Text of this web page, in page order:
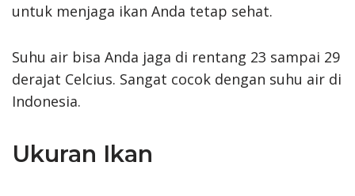
untuk menjaga ikan Anda tetap sehat.
Suhu air bisa Anda jaga di rentang 23 sampai 29
derajat Celcius. Sangat cocok dengan suhu air di
Indonesia.
Ukuran Ikan